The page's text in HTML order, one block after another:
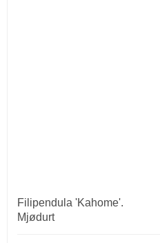
Filipendula 'Kahome'.
Mjødurt